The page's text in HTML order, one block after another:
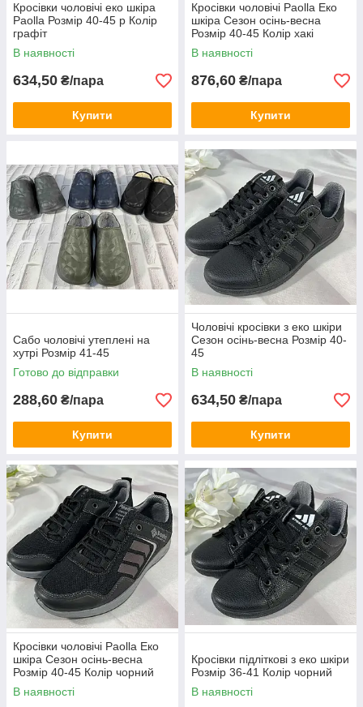
Кросівки чоловічі еко шкіра
Paolla Розмір 40-45 р Колір
графіт
В наявності
634,50 ₴/пара
Купити
Кросівки чоловічі Paolla Еко
шкіра Сезон осінь-весна
Розмір 40-45 Колір хакі
,чорний
В наявності
876,60 ₴/пара
Купити
Сабо чоловічі утеплені на
хутрі Розмір 41-45
Готово до відправки
288,60 ₴/пара
Купити
Чоловічі кросівки з еко шкіри
Сезон осінь-весна Розмір 40-
45
В наявності
634,50 ₴/пара
Купити
Кросівки чоловічі Paolla Еко
шкіра Сезон осінь-весна
Розмір 40-45 Колір чорний
В наявності
Кросівки підліткові з еко шкіри
Розмір 36-41 Колір чорний
В наявності